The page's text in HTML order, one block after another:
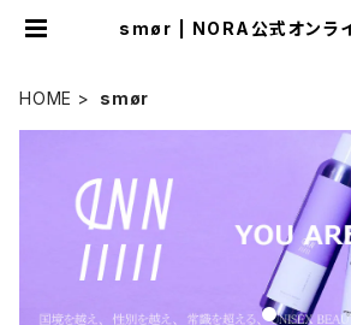
smør | NORA公式オンラ
HOME smør